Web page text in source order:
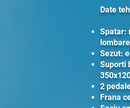
Date
Spatar:
lombare
Sezut:
Suporti
2
Frana